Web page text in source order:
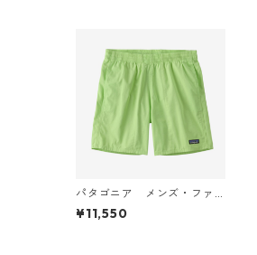
パタゴニア メンズ・ファ
ンホッガーズ・ショーツ ６
インチ (カラー Salamand
¥11,550